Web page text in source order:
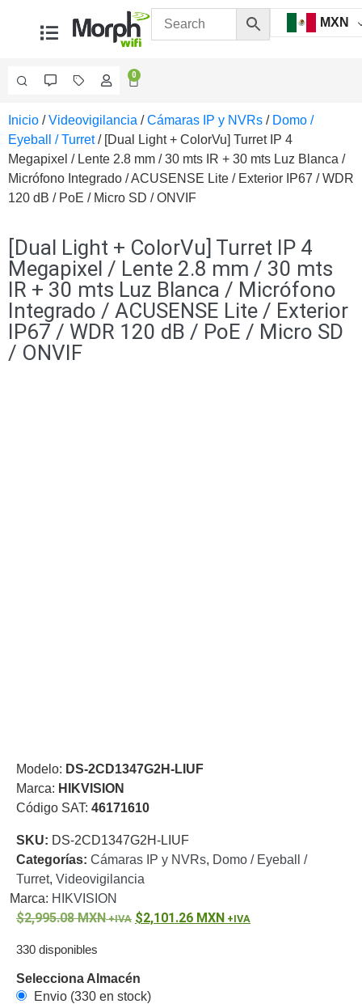
MXN
0
Videovigilancia
Accesorios
Generales
Accesorios
Ethernet y
para
Computadora
y
Smartphones Cajas
de
Interconexión
Controladores
PTZ
Gabinetes
RefaccionesProbadores
de
VideoTransceptores
Cables y
Conectores
Adaptador
a
RCAAudio
VideoCable
Coaxial y
Conectores
Cables
Inicio /Videovigilancia /Cámaras IP y NVRs / Domo /
Eyeball / Turret/ [Dual Light + ColorVu] Turret IP 4
Megapixel / Lente 2.8 mm / 30 mts IR + 30 mts Luz Blanca /
Micrófono Integrado / ACUSENSE Lite / Exterior IP67 / WDR
120 dB / PoE / Micro SD / ONVIF
[Dual Light + ColorVu] Turret IP 4
Megapixel / Lente 2.8 mm / 30 mts
IR + 30 mts Luz Blanca / Micrófono
Integrado / ACUSENSE Lite / Exterior
IP67 / WDR 120 dB / PoE / Micro SD
/ ONVIF
Modelo: DS-2CD1347G2H-LIUF
Marca: HIKVISION
Código SAT: 46171610
SKU: DS-2CD1347G2H-LIUF
Categorías: Cámaras IP y NVRs, Domo / Eyeball /
Turret, Videovigilancia
Marca: HIKVISION
2,995.08MXN 2,101.26 MXN
330 disponibles
Selecciona Almacén
Envio (330 en stock)